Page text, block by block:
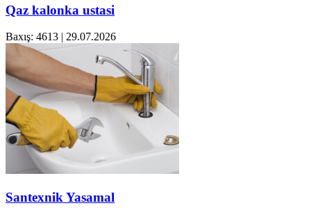
Qaz kalonka ustasi
Baxış: 4613 | 29.07.2026
Santexnik Yasamal